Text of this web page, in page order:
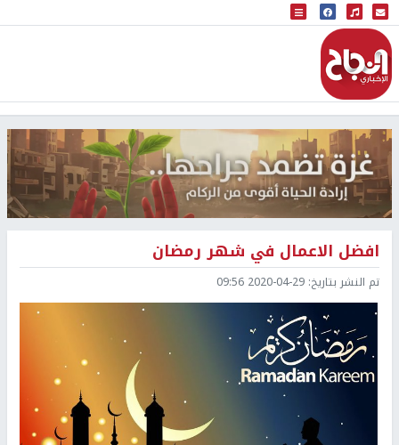
البث المباشر
إذاعة النجاح
افضل الاعمال في شهر رمضان
تم النشر بتاريخ: 2020-04-29 09:56